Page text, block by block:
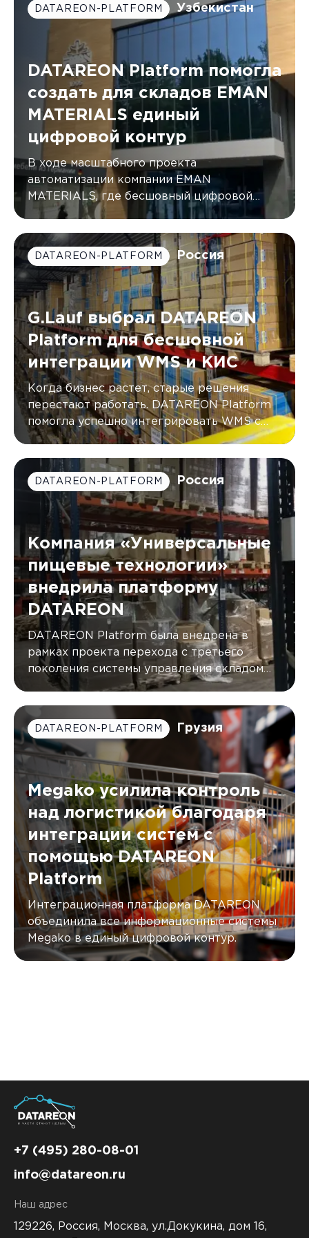
DATAREON-PLATFORM Узбекистан
DATAREON Platform помогла
создать для складов EMAN
MATERIALS единый
цифровой контур
В ходе масштабного проекта
автоматизации компании EMAN
MATERIALS, где бесшовный цифровой
контур был создан с помощью DATAREON
DATAREON-PLATFORM Россия
G.Lauf выбрал DATAREON
Platform для бесшовной
интеграции WMS и КИС
Когда бизнес растет, старые решения
перестают работать. DATAREON Platform
помогла успешно интегрировать WMS с
двумя КИС компании G.Lauf, автоматически
реального времени.
DATAREON-PLATFORM Россия
Компания «Универсальные
пищевые технологии»
внедрила платформу
DATAREON
DATAREON Platform была внедрена в
рамках проекта перехода с третьего
поколения системы управления складом
(WMS) от AXELOT на пятое
DATAREON-PLATFORM Грузия
Megako усилила контроль
над логистикой благодаря
интеграции систем с
помощью DATAREON
Platform
Интеграционная платформа DATAREON
объединила все информационные системы
Megako в единый цифровой контур.
+7 (495) 280-08-01
info@datareon.ru
Наш адрес
129226, Россия, Москва, ул.Докукина, дом 16,